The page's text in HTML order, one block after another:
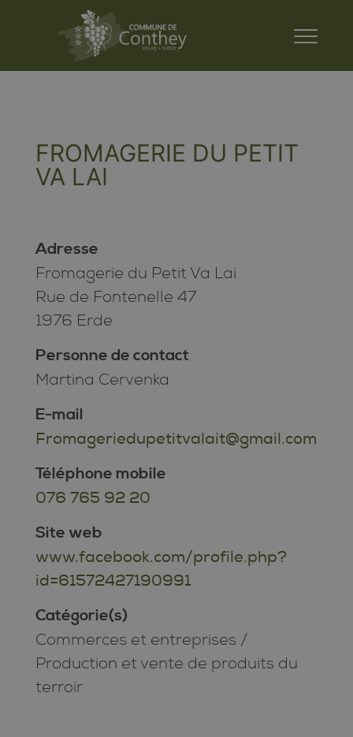
FROMAGERIE DU PETIT
VA LAI
Adresse
Fromagerie du Petit Va Lai
Rue de Fontenelle 47
1976 Erde
Personne de contact
Martina Cervenka
E-mail
Fromageriedupetitvalait@gmail.com
Téléphone mobile
076 765 92 20
Site web
www.facebook.com/profile.php?
id=61572427190991
Catégorie(s)
Commerces et entreprises /
Production et vente de produits du
terroir